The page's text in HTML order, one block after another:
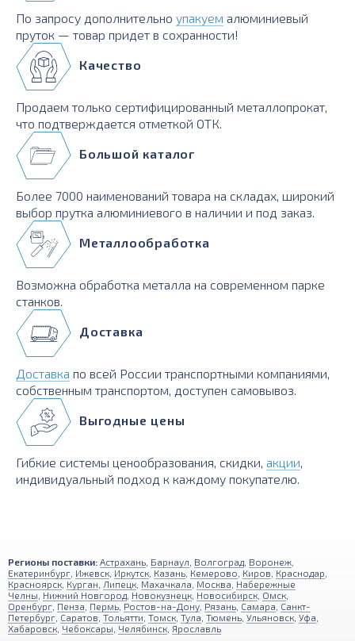
По запросу дополнительно упакуем алюминиевый
пруток — товар придет в сохранности!
Качество
Продаем только сертифицированный металлопрокат,
что подтверждается отметкой ОТК.
Большой каталог
Более 7000 наименований товара на складах, широкий
выбор прутка алюминиевого в наличии и под заказ.
Металлообработка
Возможна обработка металла на современном парке
станков.
Доставка
Доставка по всей России транспортными компаниями,
собственным транспортом, доступен самовывоз.
Выгодные цены
Гибкие системы ценообразования, скидки, акции,
индивидуальный подход к каждому покупателю.
Регионы поставки: Астрахань Барнаул Волгоград Воронеж
Екатеринбург Ижевск Иркутск Казань Кемерово Киров Краснодар
Красноярск Курган Липецк Махачкала Москва Набережные
Челны Нижний Новгород Новокузнецк Новосибирск Омск
Оренбург Пенза Пермь Ростов-на-Дону Рязань Самара Санкт-
Петербург Саратов Тольятти Томск Тула Тюмень Ульяновск Уфа
Хабаровск Чебоксары Челябинск Ярославль